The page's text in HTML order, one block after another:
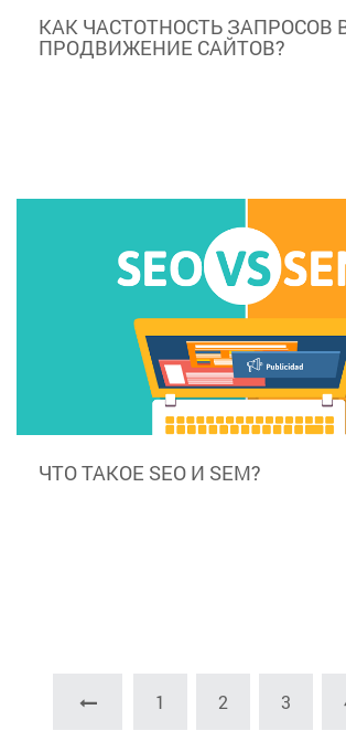
КАК ЧАСТОТНОСТЬ ЗАПРОСОВ
ПРОДВИЖЕНИЕ САЙТОВ?
ЧТО ТАКОЕ SEO И SEM?
1 2 3